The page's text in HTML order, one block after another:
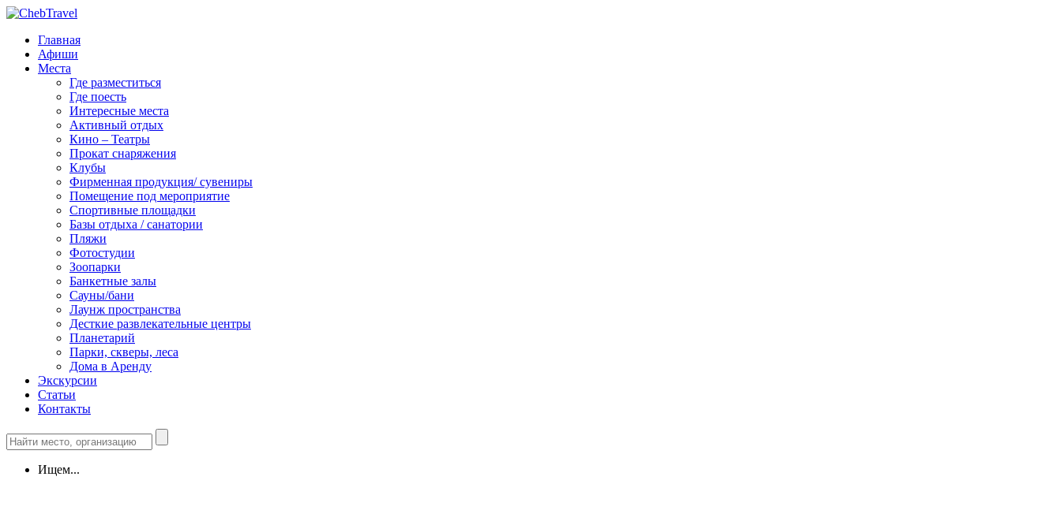
Главная
Афиши
Места
Где разместиться
Где поесть
Интересные места
Активный отдых
Кино – Театры
Прокат снаряжения
Клубы
Фирменная продукция/ сувениры
Помещение под мероприятие
Спортивные площадки
Базы отдыха / санатории
Пляжи
Фотостудии
Зоопарки
Банкетные залы
Сауны/бани
Лаунж пространства
Десткие развлекательные центры
Планетарий
Парки, скверы, леса
Дома в Аренду
Экскурсии
Статьи
Контакты
Ищем...